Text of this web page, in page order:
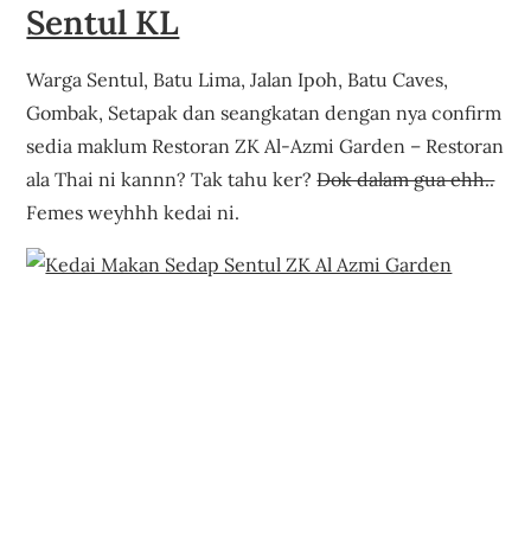
Sentul KL
Warga Sentul, Batu Lima, Jalan Ipoh, Batu Caves,
Gombak, Setapak dan seangkatan dengan nya confirm
sedia maklum Restoran ZK Al-Azmi Garden – Restoran
ala Thai ni kannn? Tak tahu ker?Dok dalam gua ehh..
Femes weyhhh kedai ni.